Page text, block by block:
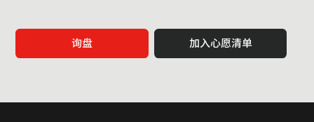
询盘 加入心愿清单